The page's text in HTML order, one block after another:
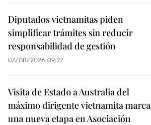
Diputados vietnamitas piden
simplificar trámites sin reducir
responsabilidad de gestión
07/08/2026 09:27
Visita de Estado a Australia del
máximo dirigente vietnamita marca
una nueva etapa en Asociación